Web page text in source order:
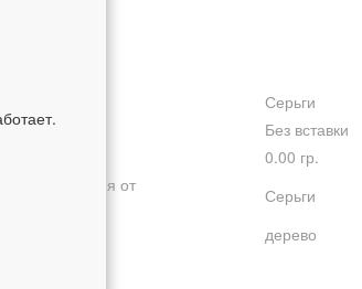
Серьги
Без вставки
0.00 гр.
изделия от
Серьги
дерево